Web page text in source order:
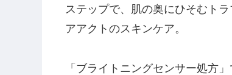
ステップで、肌の奥にひそむト
アアクトのスキンケア。
「ブライトニングセンサー処方